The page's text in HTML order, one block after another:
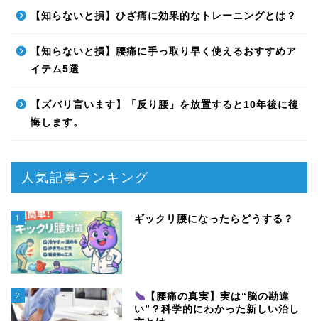
【知らないと損】ひざ痛に効果的なトレーニングとは？
【知らないと損】腰痛に手っ取り早く使えるおすすめア
イテム5選
【ズバリ言います】「反り腰」を放置すると10年後に後
悔します。
人気記事ランキング
1 ギックリ腰になったらどうする？
2
【腰痛の真実】実は“脳の勘違
い”？科学的にわかった新しい治し